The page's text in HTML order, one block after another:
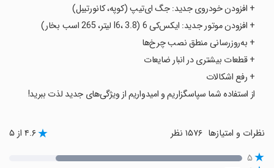
+ افزودن خودروی جدید: جگ ای‌تیپ (کوپه، کانورتیبل)
+ افزودن موتور جدید: ایکس‌کی 6 (I6، 3.8 لیتر، 265 اسب بخار)
+ به‌روزرسانی منطق نصب چرخ‌ها
+ قطعات بیشتری در انبار ضایعات
+ رفع اشکالات
از استفاده شما سپاسگزاریم و امیدواریم از ویژگی‌های جدید لذت ببرید!
نظرات و امتیازها ۴.۶ از ۵
۵